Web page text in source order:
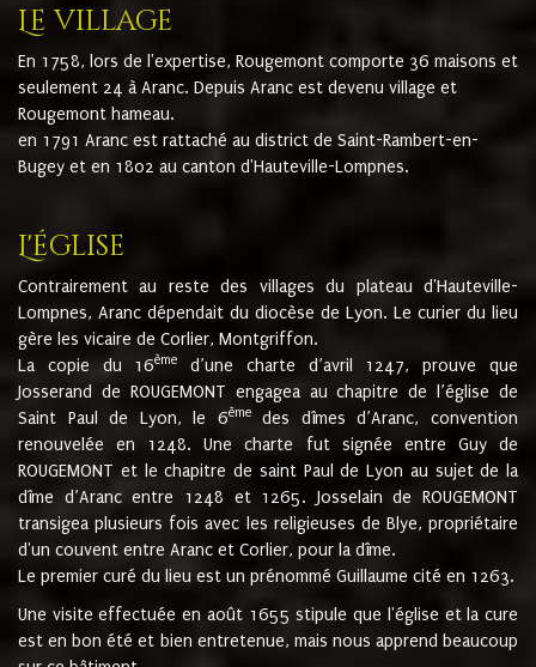
Le village
En 1758, lors de l'expertise, Rougemont comporte 36 maisons et
seulement 24 à Aranc. Depuis Aranc est devenu village et
Rougemont hameau.
en 1791 Aranc est rattaché au district de Saint-Rambert-en-
Bugey et en 1802 au canton d'Hauteville-Lompnes.
L'église
Contrairement au reste des villages du plateau d'Hauteville-
Lompnes, Aranc dépendait du diocèse de Lyon. Le curier du lieu
gère les vicaire de Corlier, Montgriffon.
La copie du 16ème
d’une charte d’avril 1247, prouve que
Josserand de ROUGEMONT engagea au chapitre de l’église de
Saint Paul de Lyon, le 6èmedes dîmes d’Aranc, convention
renouvelée en 1248. Une charte fut signée entre Guy de
ROUGEMONT et le chapitre de saint Paul de Lyon au sujet de la
dîme d’Aranc entre 1248 et 1265. Josselain de ROUGEMONT
transigea plusieurs fois avec les religieuses de Blye, propriétaire
d'un couvent entre Aranc et Corlier, pour la dîme.
Le premier curé du lieu est un prénommé Guillaume cité en 1263.
Une visite effectuée en août 1655 stipule que l'église et la cure
est en bon été et bien entretenue, mais nous apprend beaucoup